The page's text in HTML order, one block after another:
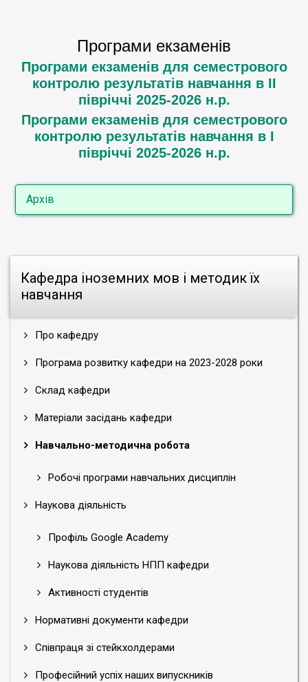
Кафедра іноземних мов і методик їх
навчання
Про кафедру
Програма розвитку кафедри на 2023-2028 роки
Склад кафедри
Матеріали засідань кафедри
Навчально-методична робота
Робочі програми навчальних дисциплін
Наукова діяльність
Профіль Google Academy
Наукова діяльність НПП кафедри
Активності студентів
Нормативні документи кафедри
Співпраця зі стейкхолдерами
Професійний успіх наших випускників
Програми екзаменів
Програми екзаменів для семестрового
контролю результатів навчання в ІІ
півріччі 2025-2026 н.р.
Програми екзаменів для семестрового
контролю результатів навчання в І
півріччі 2025-2026 н.р.
Архів
2025 н.р.
Програми екзаменів на ІІ півріччя 2023-
Програми екзаменів на І півріччя 2023-
2024 н.р.
Факультет педагогічної освіти
Факультет образотворчого мистецтва і
Факультет психології, соціальної роботи та
Програми екзаменів на ІІ півріччя 2022-2023
н.р.
Факультет педагогічної освіти
хореографії
дизайну
Факультет психології, соціальної роботи та